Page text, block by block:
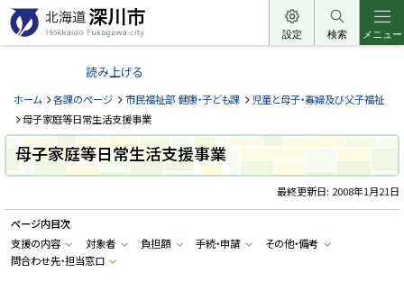
本
文
へ
ー
北
道
深
川
市
H
k
a
d
o
設定 検索 メニュー
読み上げる
ホーム 各課のページ 市民福祉部 健康・子ども課
児童と母子・寡婦及び父子福祉
母子家庭等日常生活支援事業
母子家庭等日常生活支援事業
最終更新日: 2008年1月21日
ページ内目次
支援の内容
対象者 負担額 手続・申請
その他・備考
問合わせ先・担当窓口